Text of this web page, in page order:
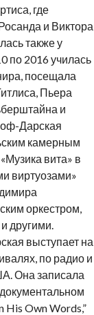
где
и Виктора
также у
по 2016 училась
посещала
Пьера
и
Дарская
камерным
вита» в
виртуозами»
оркестром,
другими.
выступает на
по радио и
Она записала
His Own Words,”